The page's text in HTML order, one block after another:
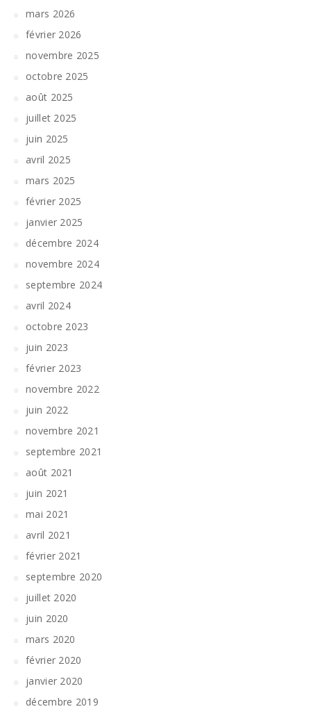
mars 2026
février 2026
novembre 2025
octobre 2025
août 2025
juillet 2025
juin 2025
avril 2025
mars 2025
février 2025
janvier 2025
décembre 2024
novembre 2024
septembre 2024
avril 2024
octobre 2023
juin 2023
février 2023
novembre 2022
juin 2022
novembre 2021
septembre 2021
août 2021
juin 2021
mai 2021
avril 2021
février 2021
septembre 2020
juillet 2020
juin 2020
mars 2020
février 2020
janvier 2020
décembre 2019